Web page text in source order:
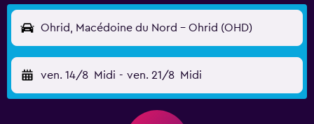
Ohrid, Macédoine du Nord - Ohrid (OHD)
ven. 14/8 Midi - ven. 21/8 Midi